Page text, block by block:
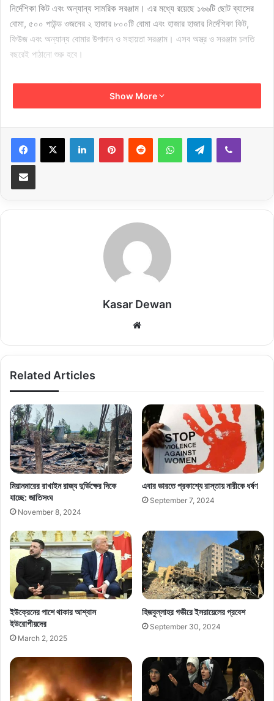
নির্দেশিকা কিট এবং অন্যান্য সামরিক সরঞ্জাম। এর মধ্যে রয়েছে ১৬৬টি ছোট ব্যাসের
বোমা, ৫০০ পাউন্ড ওজনের ২ হাজার ৮০০টি বোমা এবং হাজার হাজার নির্দেশিকা কিট,
ফিউজ এবং অন্যান্য বোমার উপাদান ও সহায়তা সরঞ্জাম। এসব অস্ত্র ও সরঞ্জাম চলতি
বছরেই পাঠানো শুরু হবে।
অন্য অস্ত্র প্যাকেজটি হলো ৩ হাজারটি হেলফায়ার ক্ষেপণাস্ত্র এবং এরসাথে প্রয়োজনীয়
সরঞ্জাম যার আনুমানিক মূল্য ৬৬ কোটি ডলার। ক্ষেপণাস্ত্রগুলোর সরবরাহ ২০২৮ সালে শুরু
Copy URL
Show More
LinkedInPinterestReddit WhatsAppTelegramViber
Share via Email
Kasar Dewan
Related Articles
মিয়ানমারের রাখাইন রাজ্য দুর্ভিক্ষের দিকে
যাচ্ছে: জাতিসংঘ
November 8, 2024
এবার ভারতে প্রকাশ্যে রাস্তায় নারীকে ধর্ষণ
September 7, 2024
ইউক্রেনের পাশে থাকার আশ্বাস
ইউরোপীয়দের
March 2, 2025
হিজবুল্লাহর গভীরে ইসরায়েলের প্রবেশ
September 30, 2024